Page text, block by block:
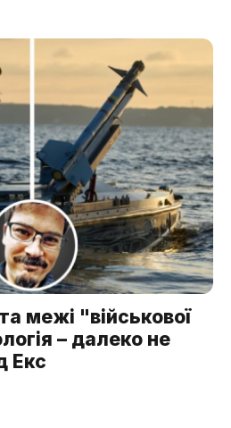
межі "військової
– далеко не
Екс